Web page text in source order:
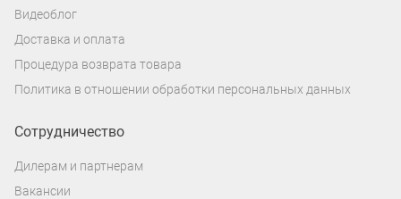
Видеоблог
Доставка и оплата
Процедура возврата товара
Политика в отношении обработки персональных данных
Сотрудничество
Дилерам и партнерам
Вакансии